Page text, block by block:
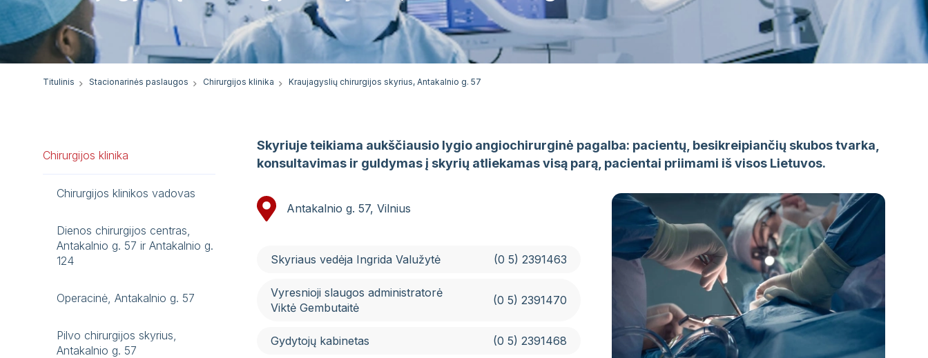
Titulinis Stacionarinės paslaugos Chirurgijos klinika Kraujagyslių chirurgijos skyrius, Antakalnio g. 57
Chirurgijos klinika
Chirurgijos klinikos vadovas
Dienos chirurgijos centras,
Antakalnio g. 57 ir Antakalnio g.
124
Operacinė, Antakalnio g. 57
Pilvo chirurgijos skyrius,
Antakalnio g. 57
Skyriuje teikiama aukščiausio lygio angiochirurginė pagalba: pacientų, besikreipiančių skubos tvarka,
konsultavimas ir guldymas į skyrių atliekamas visą parą, pacientai priimami iš visos Lietuvos.
Antakalnio g. 57, Vilnius
Skyriaus vedėja Ingrida Valužytė (0 5) 2391463
Vyresnioji slaugos administratorė
Viktė Gembutaitė
(0 5) 2391470
Gydytojų kabinetas (0 5) 2391468